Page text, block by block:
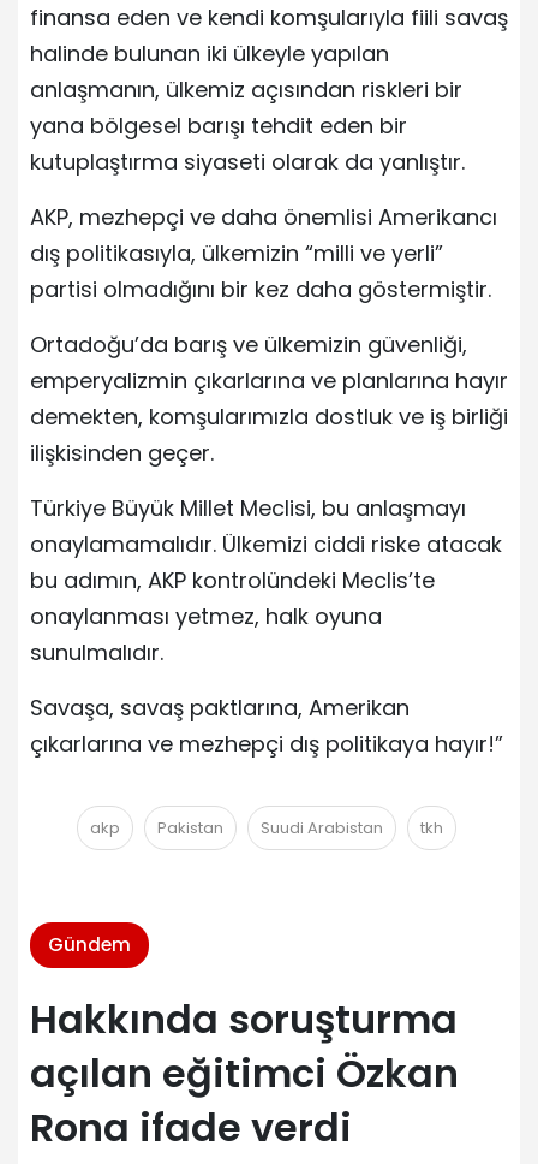
finansa eden ve kendi komşularıyla fiili savaş
halinde bulunan iki ülkeyle yapılan
anlaşmanın, ülkemiz açısından riskleri bir
yana bölgesel barışı tehdit eden bir
kutuplaştırma siyaseti olarak da yanlıştır.
AKP, mezhepçi ve daha önemlisi Amerikancı
dış politikasıyla, ülkemizin “milli ve yerli”
partisi olmadığını bir kez daha göstermiştir.
Ortadoğu’da barış ve ülkemizin güvenliği,
emperyalizmin çıkarlarına ve planlarına hayır
demekten, komşularımızla dostluk ve iş birliği
ilişkisinden geçer.
Türkiye Büyük Millet Meclisi, bu anlaşmayı
onaylamamalıdır. Ülkemizi ciddi riske atacak
bu adımın, AKP kontrolündeki Meclis’te
onaylanması yetmez, halk oyuna
sunulmalıdır.
Savaşa, savaş paktlarına, Amerikan
çıkarlarına ve mezhepçi dış politikaya hayır!”
akp Pakistan Suudi Arabistan tkh
Gündem
Hakkında soruşturma
açılan eğitimci Özkan
Rona ifade verdi